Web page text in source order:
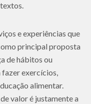
e experiências que
principal proposta
de hábitos ou
exercícios,
alimentar.
valor é justamente a